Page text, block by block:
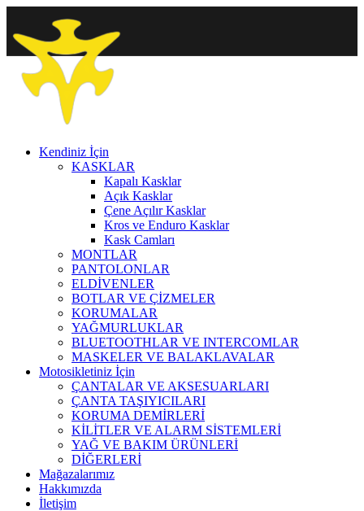
Kendiniz İçin
KASKLAR
Kapalı Kasklar
Açık Kasklar
Çene Açılır Kasklar
Kros ve Enduro Kasklar
Kask Camları
MONTLAR
PANTOLONLAR
ELDİVENLER
BOTLAR VE ÇİZMELER
KORUMALAR
YAĞMURLUKLAR
BLUETOOTHLAR VE INTERCOMLAR
MASKELER VE BALAKLAVALAR
Motosikletiniz İçin
ÇANTALAR VE AKSESUARLARI
ÇANTA TAŞIYICILARI
KORUMA DEMİRLERİ
KİLİTLER VE ALARM SİSTEMLERİ
YAĞ VE BAKIM ÜRÜNLERİ
DİĞERLERİ
Mağazalarımız
Hakkımızda
İletişim